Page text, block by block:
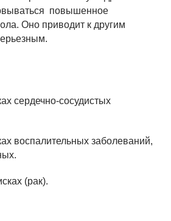
повышенное
Оно приводит к другим
сердечно-сосудистых
воспалительных заболеваний,
(рак).